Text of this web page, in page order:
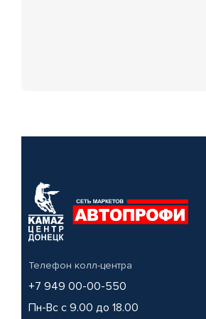
Телефон колл-центра
+7 949 00-00-550
Пн-Вс с 9.00 до 18.00